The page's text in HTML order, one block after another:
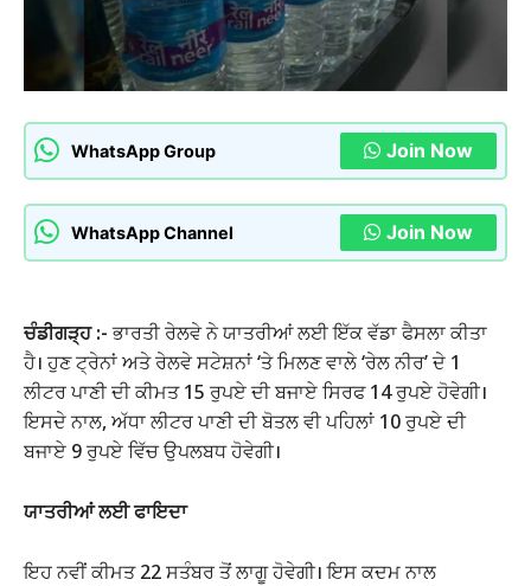
WhatsApp Group Join Now
WhatsApp Channel Join Now
ਚੰਡੀਗੜ੍ਹ :-ਭਾਰਤੀ ਰੇਲਵੇ ਨੇ ਯਾਤਰੀਆਂ ਲਈ ਇੱਕ ਵੱਡਾ ਫੈਸਲਾ ਕੀਤਾ
ਹੈ। ਹੁਣ ਟ੍ਰੇਨਾਂ ਅਤੇ ਰੇਲਵੇ ਸਟੇਸ਼ਨਾਂ ‘ਤੇ ਮਿਲਣ ਵਾਲੇ ‘ਰੇਲ ਨੀਰ’ ਦੇ 1
ਲੀਟਰ ਪਾਣੀ ਦੀ ਕੀਮਤ 15 ਰੁਪਏ ਦੀ ਬਜਾਏ ਸਿਰਫ 14 ਰੁਪਏ ਹੋਵੇਗੀ।
ਇਸਦੇ ਨਾਲ, ਅੱਧਾ ਲੀਟਰ ਪਾਣੀ ਦੀ ਬੋਤਲ ਵੀ ਪਹਿਲਾਂ 10 ਰੁਪਏ ਦੀ
ਬਜਾਏ 9 ਰੁਪਏ ਵਿੱਚ ਉਪਲਬਧ ਹੋਵੇਗੀ।
ਯਾਤਰੀਆਂ ਲਈ ਫਾਇਦਾ
ਇਹ ਨਵੀਂ ਕੀਮਤ 22 ਸਤੰਬਰ ਤੋਂ ਲਾਗੂ ਹੋਵੇਗੀ। ਇਸ ਕਦਮ ਨਾਲ